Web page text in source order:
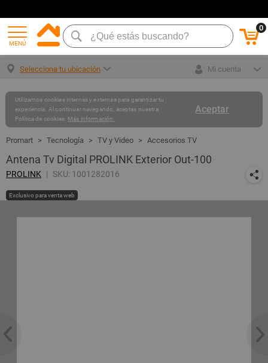
MENÚ
0
Selecciona tu ubicación Mi cuenta
Aceptar
Utilizamos cookies internas y externas para garantizar tu
experiencia. Al continuar navegando, aceptas nuestra
Política de cookies. Más información.
Tecnología TV y Video Accesorios TV
Antena Tv Digital PROLINK Exterior Out-100
PROLINK SKU: 1001282016
Exclusivo para venta web